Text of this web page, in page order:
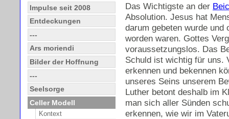
Impulse seit 2008
Entdeckungen
---
Ars moriendi
Bilder der Hoffnung
---
Seelsorge
Celler Modell
Kontext
Das Wichtigste an der
Absolution. Jesus hat
darum gebeten wurde und
worden waren. Gottes
voraussetzungslos. Das
Schuld ist wichtig für uns.
erkennen und bekennen
unseres Seins unserem
Luther betont deshalb im
man sich aller Sünden
erkennen, wie wir im